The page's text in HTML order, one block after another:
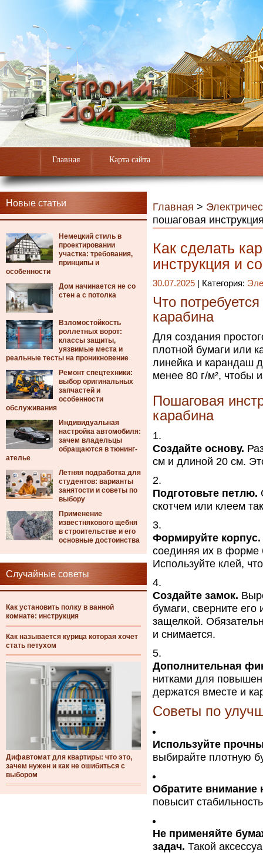
Главная Карта сайта
Новые статьи
Немецкий стиль в
проектировании
участка: требования,
принципы и
особенности
Дом начинается не со
стен а с потолка
Взломостойкость
роллетных ворот:
классы защиты,
уязвимые места и
реальные тесты на проникновение
Ремонт спецтехники:
выбор оригинальных
запчастей и
особенности
обслуживания
Индивидуальная
настройка автомобиля:
зачем владельцы
обращаются в тюнинг-
ателье
Летняя подработка для
студентов: варианты
занятости и советы по
выбору
Применение
известнякового щебня
в строительстве и его
основные достоинства
Случайные советы
Как установить полку в ванной
комнате: инструкция
Как называется курица которая хочет
стать петухом
Дифавтомат для квартиры: что это,
зачем нужен и как не ошибиться с
выбором
Главная >
пошаговая
Как сделать
инструкция и
30.07.2025 | Категория:
Что
карабина
Для создания
плотной бумаги или
линейка и карандаш
менее 80 г/м², чтобы
Пошаговая
карабина
Создайте основу.
см и длиной 20 см.
Подготовьте петлю.
скотчем или клеем
Формируйте корпус.
соединяя их в форме
Используйте клей,
Создайте замок.
бумаги, сверните его
защелкой.
и снимается.
Дополнительная
нитками для
держатся вместе и
Советы по
Используйте
выбирайте плотную
Обратите внимание
повысит
Не применяйте
задач. Такой